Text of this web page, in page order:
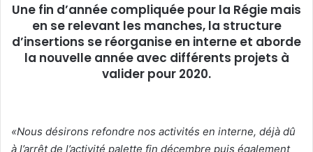
e
Une fin d’année compliquée pour la Régie mais
en se relevant les manches, la structure
d’insertions se réorganise en interne et aborde
la nouvelle année avec différents projets à
valider pour 2020.
«Nous désirons refondre nos activités en interne, déjà dû
à l’arrêt de l’activité palette fin décembre puis également